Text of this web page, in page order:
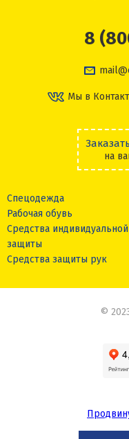
8
Мы в
на
Спецодежда
Рабочая обувь
Средства индивидуальной
защиты
Средства защиты рук
©